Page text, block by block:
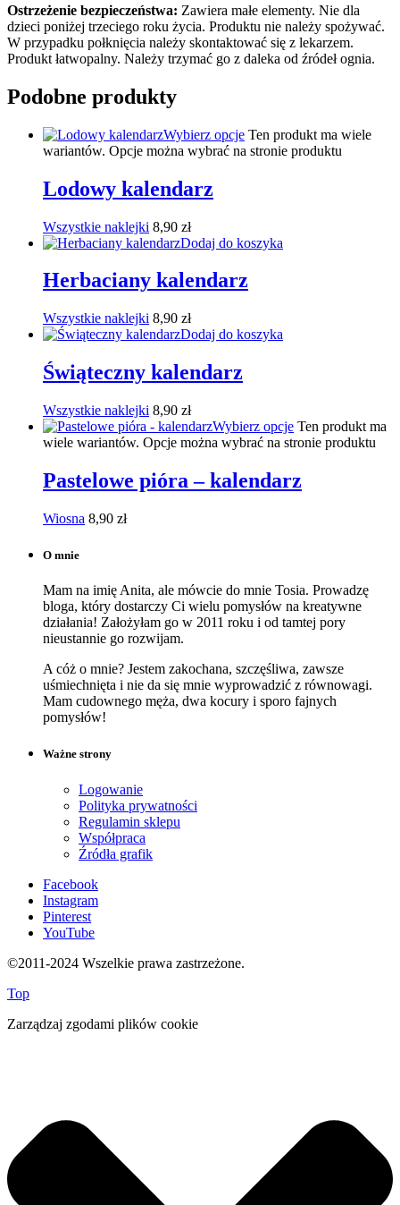
Ostrzeżenie bezpieczeństwa: Zawiera małe elementy. Nie dla
dzieci poniżej trzeciego roku życia. Produktu nie należy spożywać.
W przypadku połknięcia należy skontaktować się z lekarzem.
Produkt łatwopalny. Należy trzymać go z daleka od źródeł ognia.
Podobne produkty
Wybierz opcje Ten produkt ma wiele
wariantów. Opcje można wybrać na stronie produktu
Lodowy kalendarz
Wszystkie naklejki 8,90 zł
Dodaj do koszyka
Herbaciany kalendarz
Wszystkie naklejki 8,90 zł
Dodaj do koszyka
Świąteczny kalendarz
Wszystkie naklejki 8,90 zł
Wybierz opcje Ten produkt ma
wiele wariantów. Opcje można wybrać na stronie produktu
Pastelowe pióra – kalendarz
Wiosna 8,90 zł
O mnie
Mam na imię Anita, ale mówcie do mnie Tosia. Prowadzę
bloga, który dostarczy Ci wielu pomysłów na kreatywne
działania! Założyłam go w 2011 roku i od tamtej pory
nieustannie go rozwijam.
A cóż o mnie? Jestem zakochana, szczęśliwa, zawsze
uśmiechnięta i nie da się mnie wyprowadzić z równowagi.
Mam cudownego męża, dwa kocury i sporo fajnych
pomysłów!
Ważne strony
Logowanie
Polityka prywatności
Regulamin sklepu
Współpraca
Źródła grafik
Facebook
Instagram
Pinterest
YouTube
©2011-2024 Wszelkie prawa zastrzeżone.
Top
Zarządzaj zgodami plików cookie